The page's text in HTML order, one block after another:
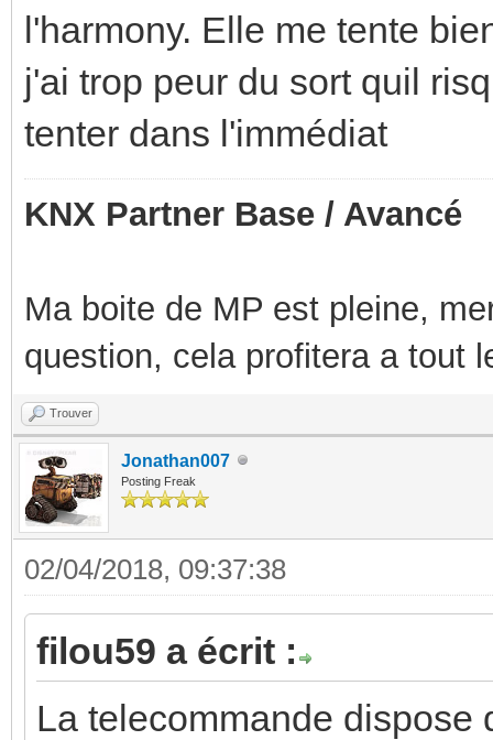
l'harmony. Elle me tente
j'ai trop peur du sort quil
tenter dans l'immédiat
KNX Partner Base / Avancé
Ma boite de MP est pleine,
question, cela profitera a tout
Trouver
Jonathan007
Posting Freak
02/04/2018, 09:37:38
filou59 a écrit :
La telecommande dispose